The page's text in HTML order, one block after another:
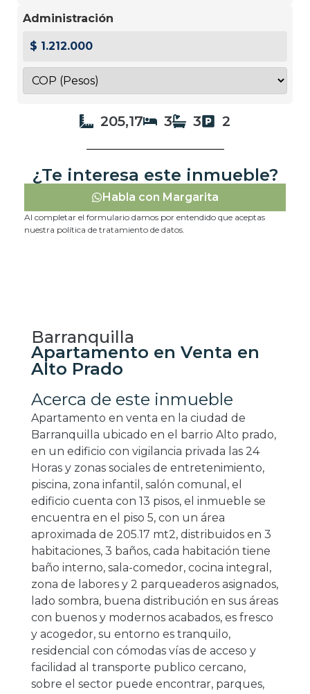
Administración
$ 1.212.000
205,17 3 3 2
¿Te interesa este inmueble?
Habla con Margarita
Al completar el formulario damos por entendido que aceptas
nuestra política de tratamiento de datos.
Barranquilla
Apartamento en Venta en
Alto Prado
Acerca de este inmueble
Apartamento en venta en la ciudad de
Barranquilla ubicado en el barrio Alto prado,
en un edificio con vigilancia privada las 24
Horas y zonas sociales de entretenimiento,
piscina, zona infantil, salón comunal, el
edificio cuenta con 13 pisos, el inmueble se
encuentra en el piso 5, con un área
aproximada de 205.17 mt2, distribuidos en 3
habitaciones, 3 baños, cada habitación tiene
baño interno, sala-comedor, cocina integral,
zona de labores y 2 parqueaderos asignados,
lado sombra, buena distribución en sus áreas
con buenos y modernos acabados, es fresco
y acogedor, su entorno es tranquilo,
residencial con cómodas vías de acceso y
facilidad al transporte publico cercano,
sobre el sector puede encontrar, parques,